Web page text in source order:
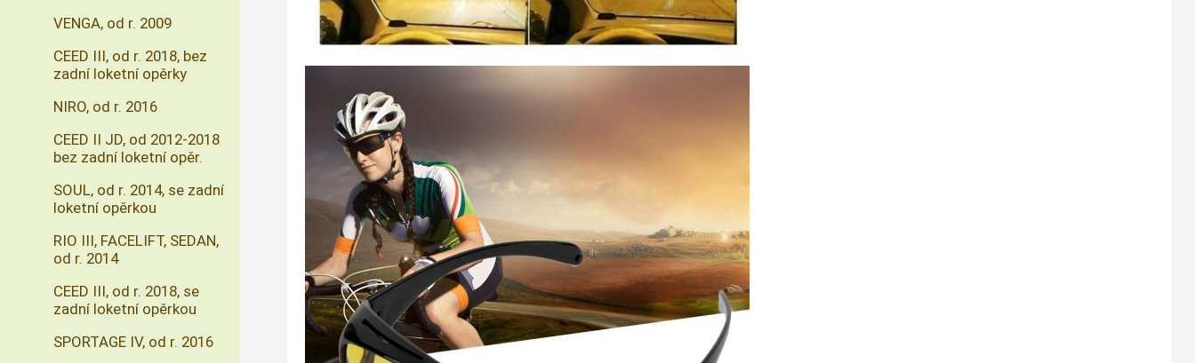
VENGA, od r. 2009
CEED III, od r. 2018, bez
zadní loketní opěrky
NIRO, od r. 2016
CEED II JD, od 2012-2018
bez zadní loketní opěr.
SOUL, od r. 2014, se zadní
loketní opěrkou
RIO III, FACELIFT, SEDAN,
od r. 2014
CEED III, od r. 2018, se
zadní loketní opěrkou
SPORTAGE IV, od r. 2016